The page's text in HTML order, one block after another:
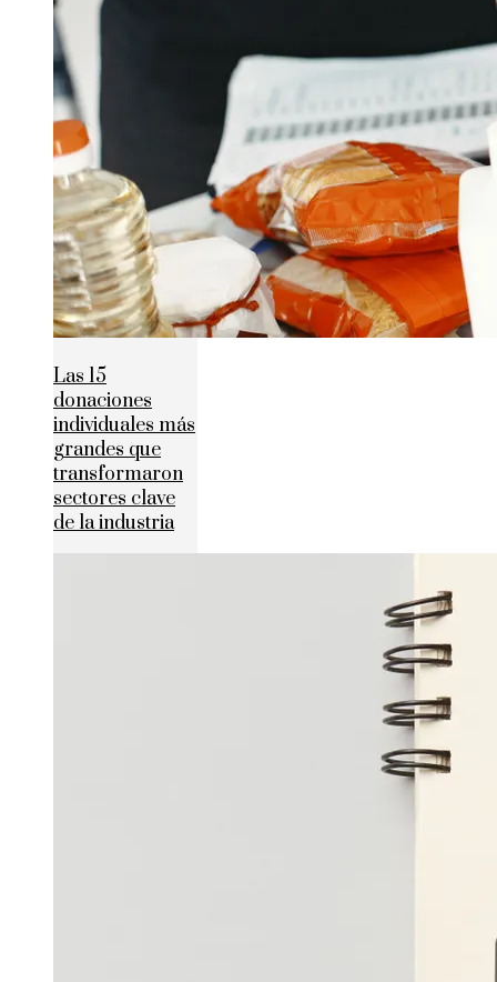
Las 15
donaciones
individuales más
grandes que
transformaron
sectores clave
de la industria